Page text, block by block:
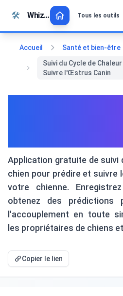
Passer au contenu
🛠️ Whiz Tools Tous les outils
Accueil
Santé et bien-être
Suivi du Cycle de
Suivre l'Œstrus Canin
Application gratuite de suivi
chien pour prédire et
votre chienne.
obtenez des prédictions
l'accouplement en toute
les propriétaires de chiens
Copier le lien
💡 Aimez-vous cet outil ?
rendre encore meilleur !
Cliquez pour ouvrir →